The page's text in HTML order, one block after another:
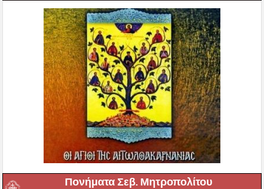
Πονήματα Σεβ. Μητροπολίτου